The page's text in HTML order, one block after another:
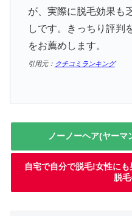
が、実際に脱毛効果も
しです。きっちり評判
をお薦めします。
引用元： クチコミランキング
ノーノーヘア(ヤーマ
自宅で自分で脱毛!女性に
脱